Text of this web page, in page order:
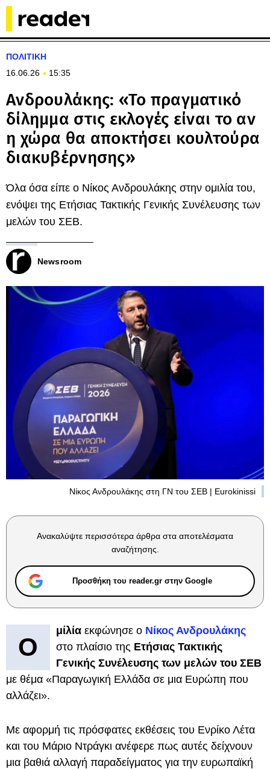
ΠΟΛΙΤΙΚΗ
16.06.26
15:35
Ανδρουλάκης: «Το πραγματικό
δίλημμα στις εκλογές είναι το αν
η χώρα θα αποκτήσει κουλτούρα
διακυβέρνησης»
Όλα όσα είπε ο Νίκος Ανδρουλάκης στην ομιλία του,
ενόψει της Ετήσιας Τακτικής Γενικής Συνέλευσης των
μελών του ΣΕΒ.
Newsroom
Νίκος Ανδρουλάκης στη ΓΝ του ΣΕΒ | Eurokinissi
Ανακαλύψτε περισσότερα άρθρα στα αποτελέσματα
αναζήτησης.
Προσθήκη του reader.gr στην Google
Ο
μίλία εκφώνησε ο Νίκος Ανδρουλάκης
στο πλαίσιο της Ετήσιας Τακτικής
Γενικής Συνέλευσης των μελών του ΣΕΒ
με θέμα «Παραγωγική Ελλάδα σε μια Ευρώπη που
αλλάζει».
Με αφορμή τις πρόσφατες εκθέσεις του Ενρίκο Λέτα
και του Μάριο Ντράγκι ανέφερε πως αυτές δείχνουν
μια βαθιά αλλαγή παραδείγματος για την ευρωπαϊκή